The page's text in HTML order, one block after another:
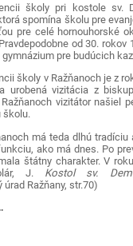
školy pri kostole sv.
spomína školu pre
pre celé hornouhorské
od 30. rokov
pre budúcich
školy v Ražňanoch je z
urobená vizitácia z
vizitátor našiel
školu.
má teda dlhú
ako má dnes. Po
štátny charakter. V
J. Kostol sv.
Ražňany, str.70)